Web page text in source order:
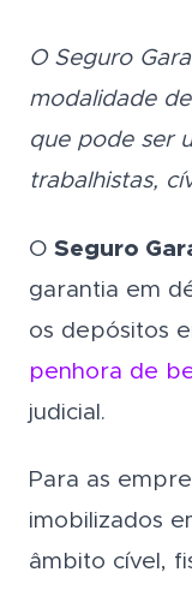
O Seguro
modalidade
que pode ser
trabalhistas,
O Seguro
garantia em
os depósitos
penhora de
judicial.
Para as
imobilizados
âmbito cível,